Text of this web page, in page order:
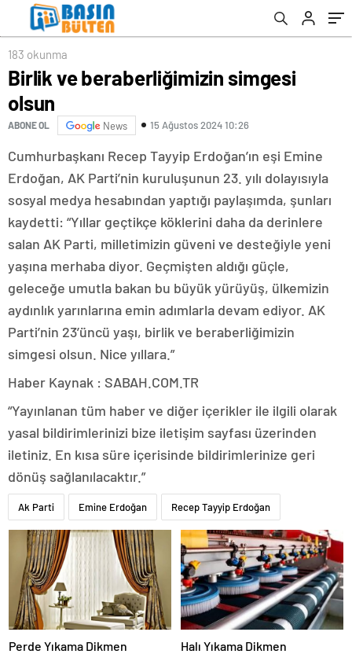
183 okunma
Birlik ve beraberliğimizin simgesi
olsun
ABONE OL News 15 Ağustos 2024 10:26
Cumhurbaşkanı Recep Tayyip Erdoğan’ın eşi Emine
Erdoğan, AK Parti’nin kuruluşunun 23. yılı dolayısıyla
sosyal medya hesabından yaptığı paylaşımda, şunları
kaydetti: “Yıllar geçtikçe köklerini daha da derinlere
salan AK Parti, milletimizin güveni ve desteğiyle yeni
yaşına merhaba diyor. Geçmişten aldığı güçle,
geleceğe umutla bakan bu büyük yürüyüş, ülkemizin
aydınlık yarınlarına emin adımlarla devam ediyor. AK
Parti’nin 23’üncü yaşı, birlik ve beraberliğimizin
simgesi olsun. Nice yıllara.”
Haber Kaynak : SABAH.COM.TR
“Yayınlanan tüm haber ve diğer içerikler ile ilgili olarak
yasal bildirimlerinizi bize iletişim sayfası üzerinden
iletiniz. En kısa süre içerisinde bildirimlerinize geri
dönüş sağlanılacaktır.”
Ak Parti Emine Erdoğan Recep Tayyip Erdoğan
Perde Yıkama Dikmen Halı Yıkama Dikmen